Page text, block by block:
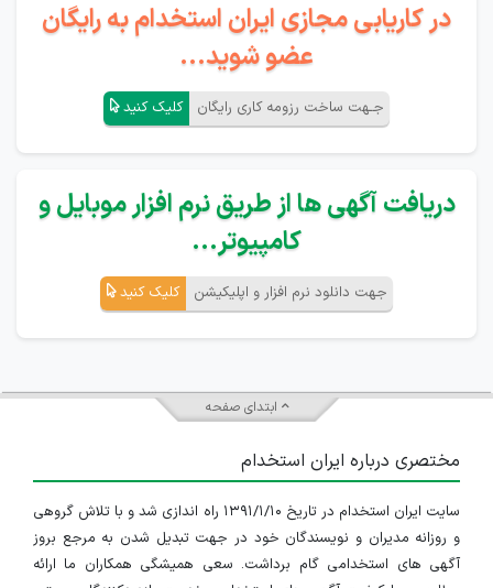
در کاریابی مجازی ایران استخدام به رایگان
عضو شوید...
جـهت ساخت رزومه کاری رایگان کلیک کنید
دریافت آگهی ها از طریق نرم افزار موبایل و
کامپیوتر...
جهت دانلود نرم افزار و اپلیکیشن کلیک کنید
ابتدای صفحه
مختصری درباره ایران استخدام
سایت ایران استخدام در تاریخ ۱۳۹۱/۱/۱۰ راه اندازی شد و با تلاش گروهی
و روزانه مدیران و نویسندگان خود در جهت تبدیل شدن به مرجع بروز
آگهی های استخدامی گام برداشت. سعی همیشگی همکاران ما ارائه